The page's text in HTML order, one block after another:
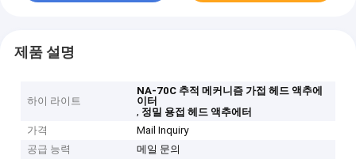
제품 설명
하이 라이트
NA-70C 추적 메커니즘 가접 헤드 액추에
이터
, 정밀 용접 헤드 액추에터
가격
Mail Inquiry
공급 능력
메일 문의